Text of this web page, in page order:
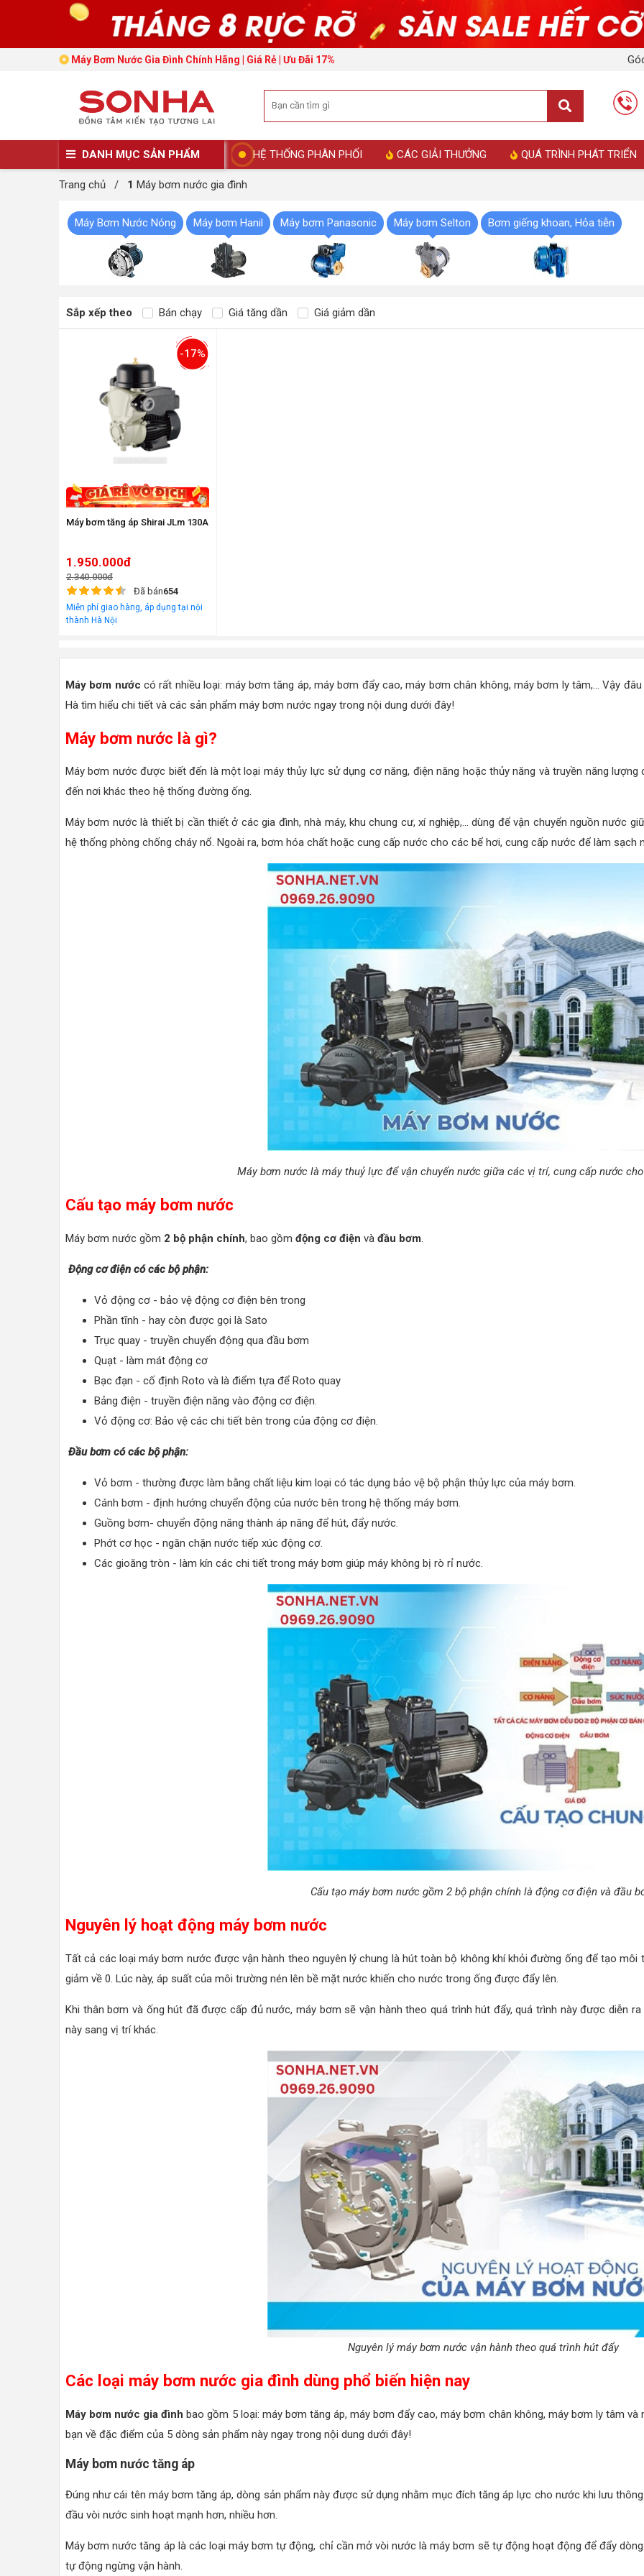
Máy Bơm Nước Gia Đình Chính Hãng | Giá Rẻ | Ưu Đãi 17%
DANH MỤC SẢN PHẨM HỆ THỐNG PHÂN PHỐI CÁC GIẢI THƯỞNG QUÁ TRÌNH PHÁT TRIỂN
Trang chủ / 1 Máy bơm nước gia đình
Máy Bơm Nước Nóng Máy bơm Hanil Máy bơm Panasonic Máy bơm Selton Bơm giếng khoan, Hỏa tiễn
Sắp xếp theo Bán chạy Giá tăng dần Giá giảm dần
-17%
Máy bơm tăng áp Shirai JLm 130A
1.950.000đ
2.340.000đ
Đã bán654
Miễn phí giao hàng, áp dụng tại nội
thành Hà Nội
Máy bơm nước có rất nhiều loại: máy bơm tăng áp, máy bơm đẩy cao, máy bơm chân không, máy bơm ly tâm,... Vậy
Hà tìm hiểu chi tiết và các sản phẩm máy bơm nước ngay trong nội dung dưới đây!
Máy bơm nước là gì?
Máy bơm nước được biết đến là một loại máy thủy lực sử dụng cơ năng, điện năng hoặc thủy năng và truyền năng
đến nơi khác theo hệ thống đường ống.
Máy bơm nước là thiết bị cần thiết ở các gia đình, nhà máy, khu chung cư, xí nghiệp,... dùng để vận chuyển nguồn nước
hệ thống phòng chống cháy nổ. Ngoài ra, bơm hóa chất hoặc cung cấp nước cho các bể hơi, cung cấp nước để làm sạch
Máy bơm nước là máy thuỷ lực để vận chuyển nước giữa các vị trí, cung cấp nước
Cấu tạo máy bơm nước
Máy bơm nước gồm 2 bộ phận chính, bao gồm động cơ điện và đầu bơm
Động cơ điện có các bộ phận:
Vỏ động cơ - bảo vệ động cơ điện bên trong
Phần tĩnh - hay còn được gọi là Sato
Trục quay - truyền chuyển động qua đầu bơm
Quạt - làm mát động cơ
Bạc đạn - cố định Roto và là điểm tựa để Roto quay
Bảng điện - truyền điện năng vào động cơ điện.
Vỏ động cơ: Bảo vệ các chi tiết bên trong của động cơ điện.
Đầu bơm có các bộ phận:
Vỏ bơm - thường được làm bằng chất liệu kim loại có tác dụng bảo vệ bộ phận thủy lực của máy bơm.
Cánh bơm - định hướng chuyển động của nước bên trong hệ thống máy bơm.
Guồng bơm- chuyển động năng thành áp năng để hút, đẩy nước.
Phớt cơ học - ngăn chặn nước tiếp xúc động cơ.
Các gioăng tròn - làm kín các chi tiết trong máy bơm giúp máy không bị rò rỉ nước.
Cấu tạo máy bơm nước gồm 2 bộ phận chính là động cơ điện và đầu
Nguyên lý hoạt động máy bơm nước
Tất cả các loại máy bơm nước được vận hành theo nguyên lý chung là hút toàn bộ không khí khỏi đường ống để tạo
giảm về 0. Lúc này, áp suất của môi trường nén lên bề mặt nước khiến cho nước trong ống được đẩy lên.
Khi thân bơm và ống hút đã được cấp đủ nước, máy bơm sẽ vận hành theo quá trình hút đẩy, quá trình này được diễn
này sang vị trí khác.
Nguyên lý máy bơm nước vận hành theo quá trình hút đẩy
Các loại máy bơm nước gia đình dùng phổ biến hiện nay
Máy bơm nước gia đình bao gồm 5 loại: máy bơm tăng áp, máy bơm đẩy cao, máy bơm chân không, máy bơm ly tâm
bạn về đặc điểm của 5 dòng sản phẩm này ngay trong nội dung dưới đây!
Máy bơm nước tăng áp
Đúng như cái tên máy bơm tăng áp, dòng sản phẩm này được sử dụng nhằm mục đích tăng áp lực cho nước khi lưu
đầu vòi nước sinh hoạt mạnh hơn, nhiều hơn.
Máy bơm nước tăng áp là các loại máy bơm tự động, chỉ cần mở vòi nước là máy bơm sẽ tự động hoạt động để đẩy
tự động ngừng vận hành.